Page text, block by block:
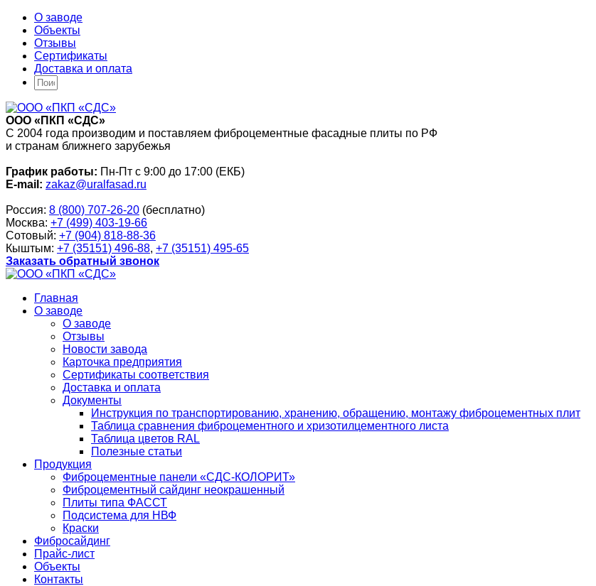
О заводе
Объекты
Отзывы
Сертификаты
Доставка и оплата
ООО «ПКП «СДС»
С 2004 года производим и поставляем фиброцементные фасадные плиты по РФ
и странам ближнего зарубежья
График работы: Пн-Пт с 9:00 до 17:00 (ЕКБ)
E-mail: zakaz@uralfasad.ru
Россия: 8 (800) 707-26-20 (бесплатно)
Москва: +7 (499) 403-19-66
Сотовый: +7 (904) 818-88-36
Кыштым: +7 (35151) 496-88, +7 (35151) 495-65
Заказать обратный звонок
Главная
О заводе
О заводе
Отзывы
Новости завода
Карточка предприятия
Сертификаты соответствия
Доставка и оплата
Документы
Инструкция по транспортированию, хранению, обращению, монтажу фиброцементных плит
Таблица сравнения фиброцементного и хризотилцементного листа
Таблица цветов RAL
Полезные статьи
Продукция
Фиброцементные панели «СДС-КОЛОРИТ»
Фиброцементный сайдинг неокрашенный
Плиты типа ФАССТ
Подсистема для НВФ
Краски
Фибросайдинг
Прайс-лист
Объекты
Контакты